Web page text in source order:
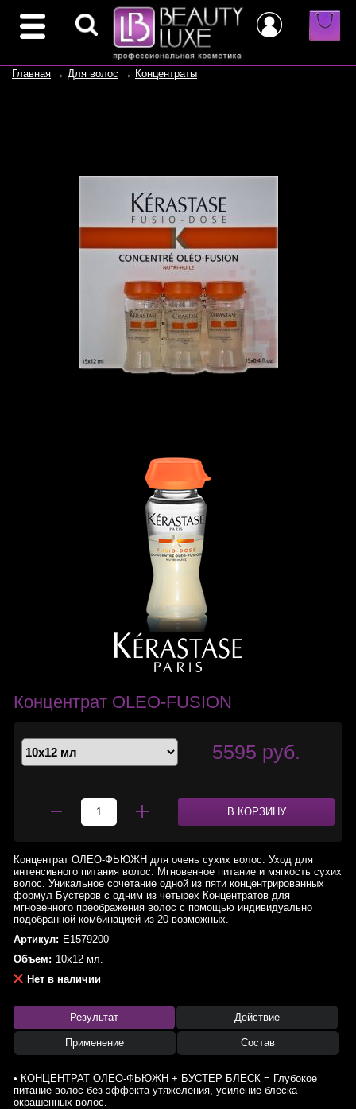
Главная → Для волос → Концентраты
Концентрат OLEO-FUSION
5595 руб.
В КОРЗИНУ
Концентрат ОЛЕО-ФЬЮЖН для очень сухих волос. Уход для
интенсивного питания волос. Мгновенное питание и мягкость сухих
волос. Уникальное сочетание одной из пяти концентрированных
формул Бустеров с одним из четырех Концентратов для
мгновенного преображения волос с помощью индивидуально
подобранной комбинацией из 20 возможных.
Артикул: E1579200
Объем: 10x12 мл.
Нет в наличии
Результат Действие
Применение Состав
• КОНЦЕНТРАТ ОЛЕО-ФЬЮЖН + БУСТЕР БЛЕСК = Глубокое
питание волос без эффекта утяжеления, усиление блеска
окрашенных волос.